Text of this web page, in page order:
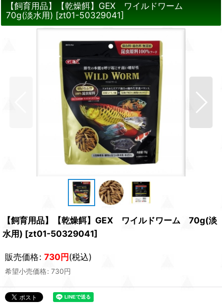
【飼育用品】【乾燥餌】GEX ワイルドワーム
70g(淡水用) [zt01-50329041]
【飼育用品】【乾燥餌】GEX ワイルドワーム 70g(淡
水用) [zt01-50329041]
販売価格: 730円(税込)
希望小売価格: 730円